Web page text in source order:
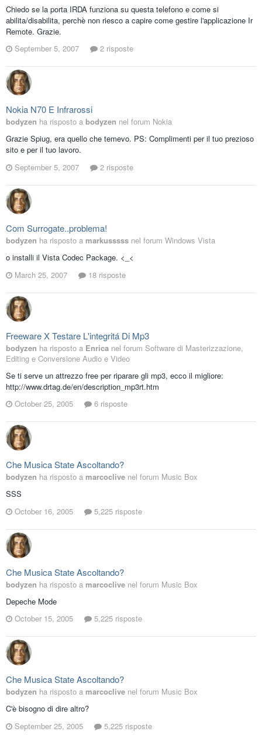
Chiedo se la porta IRDA funziona su questa telefono e come si
abilita/disabilita, perchè non riesco a capire come gestire l'applicazione Ir
Remote. Grazie.
September 5, 2007
2 risposte
Nokia N70 E Infrarossi
bodyzen ha risposto a bodyzen nel forum Nokia
Grazie Spiug, era quello che temevo. PS: Complimenti per il tuo prezioso
sito e per il tuo lavoro.
September 5, 2007
2 risposte
Com Surrogate..problema!
bodyzen ha risposto a markusssss nel forum Windows Vista
o installi il Vista Codec Package. <_<
March 25, 2007
18 risposte
Freeware X Testare L'integritá Di Mp3
bodyzen ha risposto a Enrica nel forum Software di Masterizzazione,
Editing e Conversione Audio e Video
Se ti serve un attrezzo free per riparare gli mp3, ecco il migliore:
http://www.drtag.de/en/description_mp3rt.htm
October 25, 2005
6 risposte
Che Musica State Ascoltando?
bodyzen ha risposto a marcoclive nel forum Music Box
SSS
October 16, 2005
5,225 risposte
Che Musica State Ascoltando?
bodyzen ha risposto a marcoclive nel forum Music Box
Depeche Mode
October 15, 2005
5,225 risposte
Che Musica State Ascoltando?
bodyzen ha risposto a marcoclive nel forum Music Box
C'è bisogno di dire altro?
September 25, 2005
5,225 risposte